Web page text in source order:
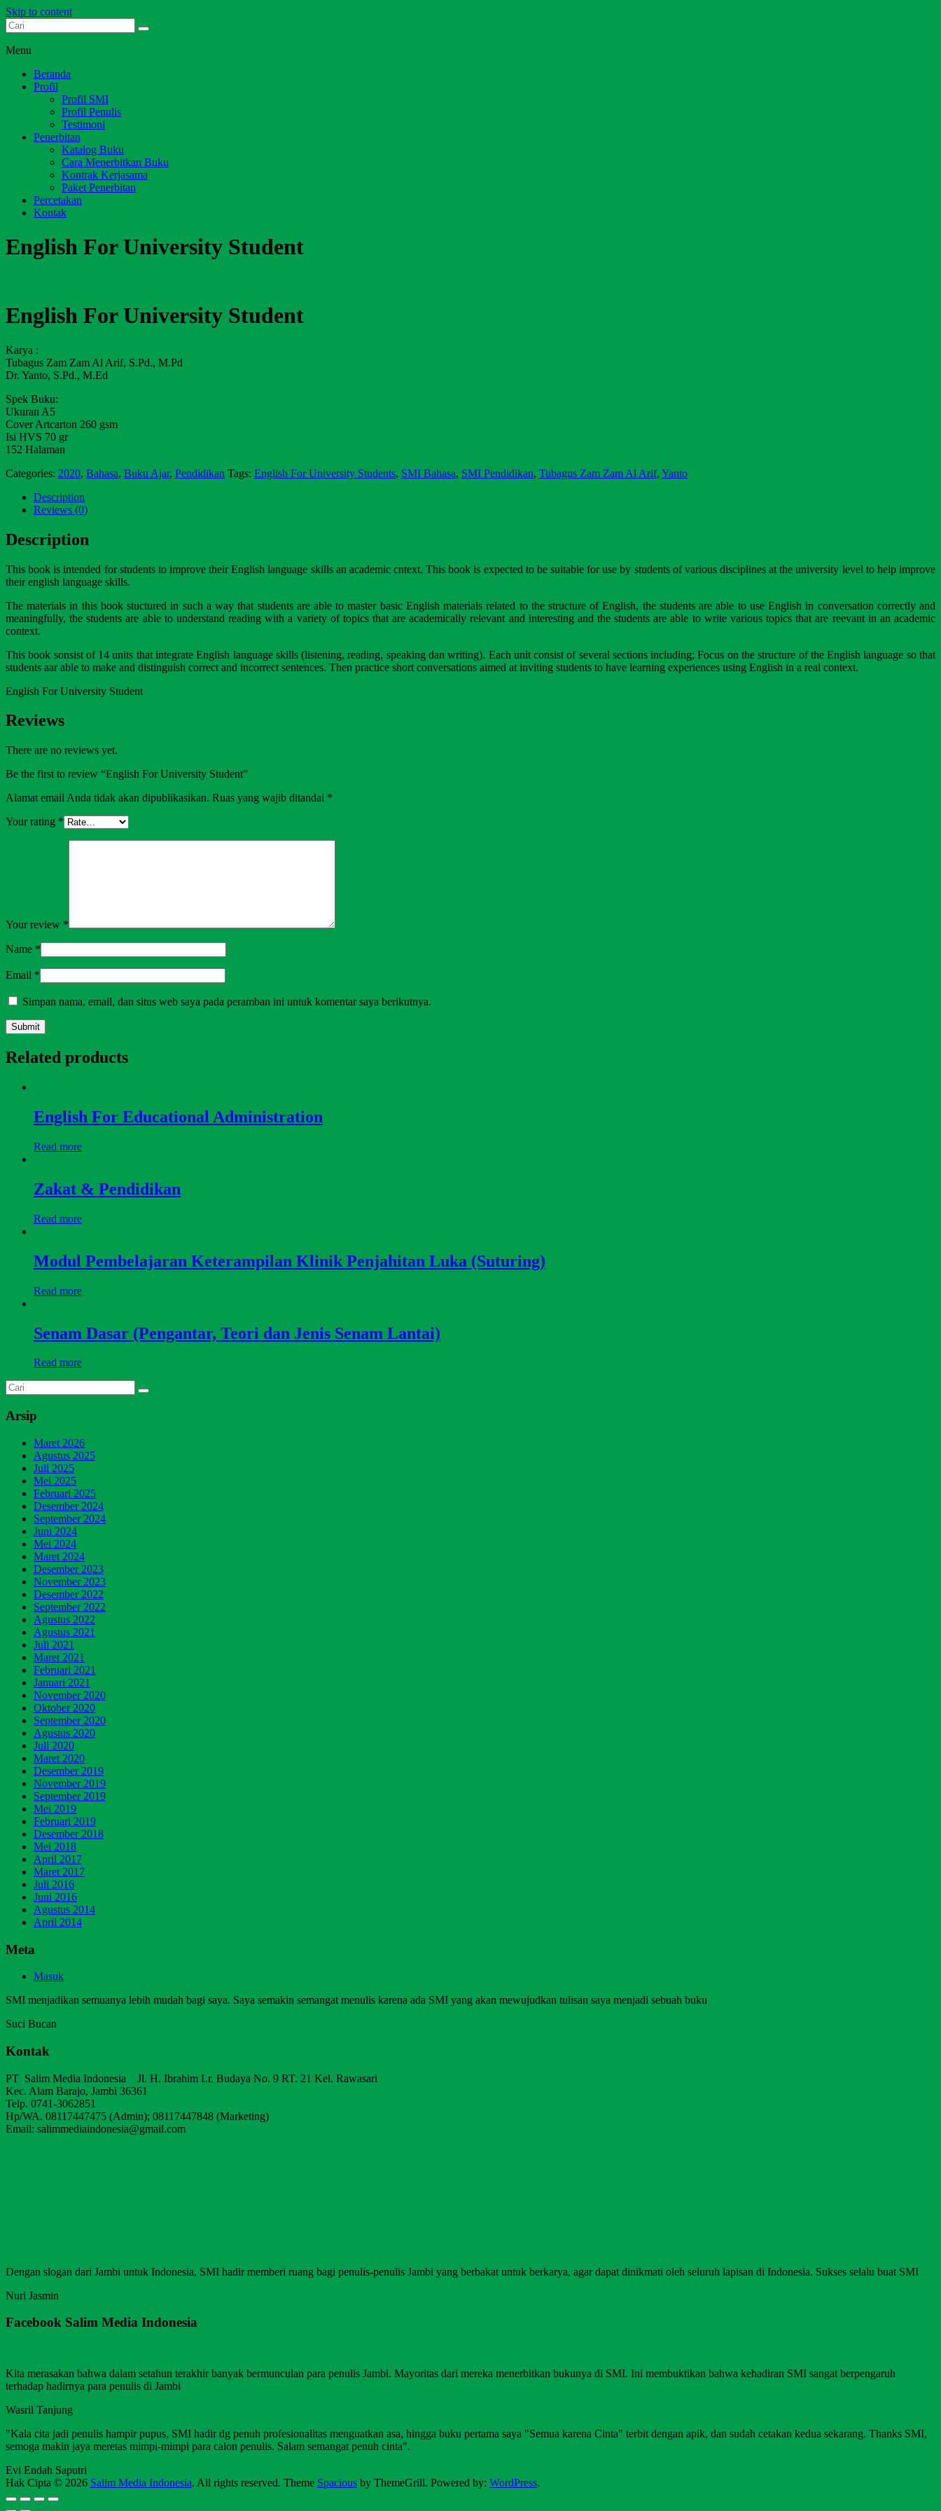
Skip to content
Dari Jambi untuk Indonesia
Menu
Beranda
Profil
Profil SMI
Profil Penulis
Testimoni
Penerbitan
Katalog Buku
Cara Menerbitkan Buku
Kontrak Kerjasama
Paket Penerbitan
Percetakan
Kontak
English For University Student
English For University Student
Karya :
Tubagus Zam Zam Al Arif, S.Pd., M.Pd
Dr. Yanto, S.Pd., M.Ed
Spek Buku:
Ukuran A5
Cover Artcarton 260 gsm
Isi HVS 70 gr
152 Halaman
Categories: 2020, Bahasa, Buku Ajar, Pendidikan Tags: English For University Students, SMI Bahasa, SMI Pendidikan, Tubagus Zam Zam Al Arif, Yanto
Description
Reviews (0)
Description
This book is intended for students to improve their English language skills an academic cntext. This book is expected to be suitable for use by students of various disciplines at the university level to help improve
their english language skills.
The materials in this book stuctured in such a way that students are able to master basic English materials related to the structure of English, the students are able to use English in conversation correctly and
meaningfully, the students are able to understand reading with a variety of topics that are academically relevant and interesting and the students are able to write various topics that are reevant in an academic
context.
This book sonsist of 14 units that integrate English language skills (listening, reading, speaking dan writing). Each unit consist of several sections including; Focus on the structure of the English language so that
students aar able to make and distinguish correct and incorrect sentences. Then practice short conversations aimed at inviting students to have learning experiences using English in a real context.
English For University Student
Reviews
There are no reviews yet.
Be the first to review “English For University Student”
Alamat email Anda tidak akan dipublikasikan. Ruas yang wajib ditandai *
Your rating *
Your review *
Name *
Email *
Simpan nama, email, dan situs web saya pada peramban ini untuk komentar saya berikutnya.
Related products
English For Educational Administration
Read more
Zakat & Pendidikan
Read more
Modul Pembelajaran Keterampilan Klinik Penjahitan Luka (Suturing)
Read more
Senam Dasar (Pengantar, Teori dan Jenis Senam Lantai)
Read more
Arsip
Maret 2026
Agustus 2025
Juli 2025
Mei 2025
Februari 2025
Desember 2024
September 2024
Juni 2024
Mei 2024
Maret 2024
Desember 2023
November 2023
Desember 2022
September 2022
Agustus 2022
Agustus 2021
Juli 2021
Maret 2021
Februari 2021
Januari 2021
November 2020
Oktober 2020
September 2020
Agustus 2020
Juli 2020
Maret 2020
Desember 2019
November 2019
September 2019
Mei 2019
Februari 2019
Desember 2018
Mei 2018
April 2017
Maret 2017
Juli 2016
Juni 2016
Agustus 2014
April 2014
Meta
Masuk
SMI menjadikan semuanya lebih mudah bagi saya. Saya semakin semangat menulis karena ada SMI yang akan mewujudkan tulisan saya menjadi sebuah buku
Suci Bucan
Kontak
PT Salim Media Indonesia Jl. H. Ibrahim Lr. Budaya No. 9 RT. 21 Kel. Rawasari
Kec. Alam Barajo, Jambi 36361
Telp. 0741-3062851
Hp/WA. 08117447475 (Admin); 08117447848 (Marketing)
Email: salimmediaindonesia@gmail.com
Dengan slogan dari Jambi untuk Indonesia, SMI hadir memberi ruang bagi penulis-penulis Jambi yang berbakat untuk berkarya, agar dapat dinikmati oleh seluruh lapisan di Indonesia. Sukses selalu buat SMI
Nuri Jasmin
Facebook Salim Media Indonesia
Kita merasakan bahwa dalam setahun terakhir banyak bermunculan para penulis Jambi. Mayoritas dari mereka menerbitkan bukunya di SMI. Ini membuktikan bahwa kehadiran SMI sangat berpengaruh
terhadap hadirnya para penulis di Jambi
Wasril Tanjung
"Kala cita jadi penulis hampir pupus, SMI hadir dg penuh profesionalitas menguatkan asa, hingga buku pertama saya "Semua karena Cinta" terbit dengan apik, dan sudah cetakan kedua sekarang. Thanks SMI,
semoga makin jaya meretas mimpi-mimpi para calon penulis. Salam semangat penuh cinta".
Evi Endah Saputri
Hak Cipta © 2026 Salim Media Indonesia. All rights reserved. Theme Spacious by ThemeGrill. Powered by: WordPress.